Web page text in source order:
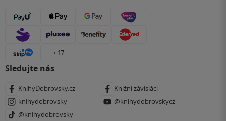
+ 17
Sledujte nás
KnihyDobrovsky.cz
Knižní závisláci
knihydobrovsky
@knihydobrovskycz
@knihydobrovsky